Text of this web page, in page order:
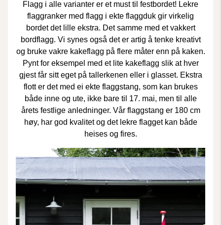
Flagg i alle varianter er et must til festbordet! Lekre
flaggranker med flagg i ekte flaggduk gir virkelig
bordet det lille ekstra. Det samme med et vakkert
bordflagg. Vi synes også det er artig å tenke kreativt
og bruke vakre kakeflagg på flere måter enn på kaken.
Pynt for eksempel med et lite kakeflagg slik at hver
gjest får sitt eget på tallerkenen eller i glasset. Ekstra
flott er det med ei ekte flaggstang, som kan brukes
både inne og ute, ikke bare til 17. mai, men til alle
årets festlige anledninger. Vår flaggstang er 180 cm
høy, har god kvalitet og det lekre flagget kan både
heises og fires.